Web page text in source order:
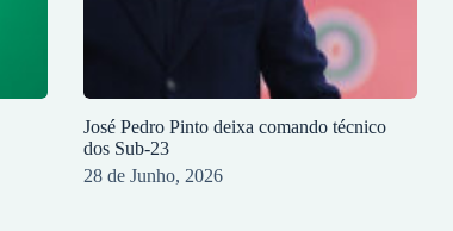
José Pedro Pinto deixa comando técnico
dos Sub-23
28 de Junho, 2026